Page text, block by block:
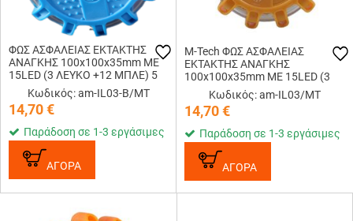
ΦΩΣ ΑΣΦΑΛΕΙΑΣ ΕΚΤΑΚΤΗΣ
ΑΝΑΓΚΗΣ 100x100x35mm ΜΕ
15LED (3 ΛΕΥΚΟ +12 ΜΠΛΕ) 5
ΧΡΗΣΕΩΝ 1ΤΕΜ. M-TECH
Κωδικός: am-IL03-B/MT
14,70€
Παράδοση σε 1-3 εργάσιμες
ΑΓΟΡΑ
M-Tech ΦΩΣ ΑΣΦΑΛΕΙΑΣ
ΕΚΤΑΚΤΗΣ ΑΝΑΓΚΗΣ
100x100x35mm ΜΕ 15LED (3
ΛΕΥΚΟ +12 ΠΟΡΤΟΚΑΛΙ) 5
ΧΡΗΣΕΩΝ 1ΤΕΜ. M-TECH
Κωδικός: am-IL03/MT
14,70€
Παράδοση σε 1-3 εργάσιμες
ΑΓΟΡΑ